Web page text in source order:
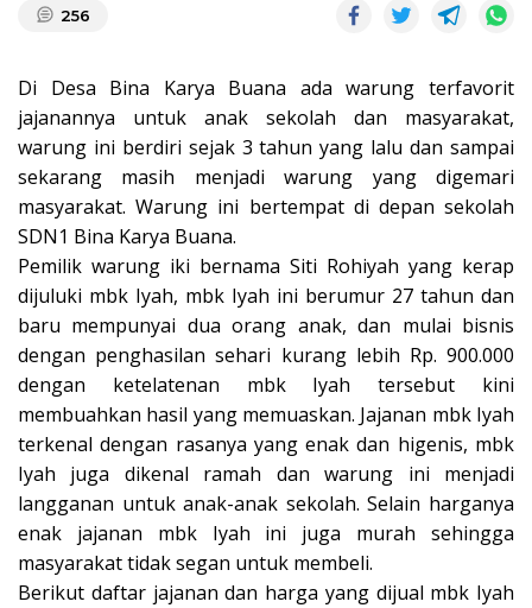
256
Di Desa Bina Karya Buana ada warung terfavorit
jajanannya untuk anak sekolah dan masyarakat,
warung ini berdiri sejak 3 tahun yang lalu dan sampai
sekarang masih menjadi warung yang digemari
masyarakat. Warung ini bertempat di depan sekolah
SDN1 Bina Karya Buana.
Pemilik warung iki bernama Siti Rohiyah yang kerap
dijuluki mbk Iyah, mbk Iyah ini berumur 27 tahun dan
baru mempunyai dua orang anak, dan mulai bisnis
dengan penghasilan sehari kurang lebih Rp. 900.000
dengan ketelatenan mbk Iyah tersebut kini
membuahkan hasil yang memuaskan. Jajanan mbk Iyah
terkenal dengan rasanya yang enak dan higenis, mbk
Iyah juga dikenal ramah dan warung ini menjadi
langganan untuk anak-anak sekolah. Selain harganya
enak jajanan mbk Iyah ini juga murah sehingga
masyarakat tidak segan untuk membeli.
Berikut daftar jajanan dan harga yang dijual mbk Iyah